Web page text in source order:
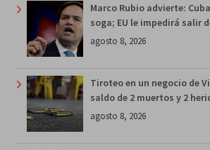
Marco Rubio advierte:
soga; EU le impedirá salir
agosto 8, 2026
Tiroteo en un negocio de
saldo de 2 muertos y 2
agosto 8, 2026